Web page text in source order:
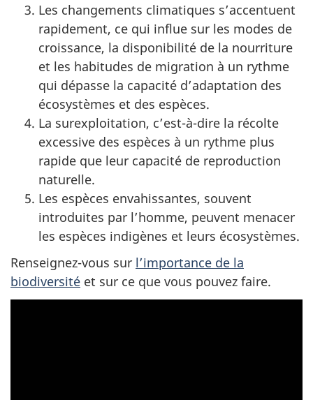
Les changements climatiques s’accentuent
rapidement, ce qui influe sur les modes de
croissance, la disponibilité de la nourriture
et les habitudes de migration à un rythme
qui dépasse la capacité d’adaptation des
écosystèmes et des espèces.
La surexploitation, c’est-à-dire la récolte
excessive des espèces à un rythme plus
rapide que leur capacité de reproduction
naturelle.
Les espèces envahissantes, souvent
introduites par l’homme, peuvent menacer
les espèces indigènes et leurs écosystèmes.
Renseignez-vous sur l’importance de la
biodiversité et sur ce que vous pouvez faire.